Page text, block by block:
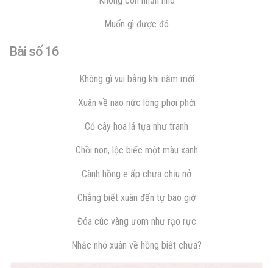
Muốn gì được đó
Bài số 16
Không gì vui bằng khi năm mới
Xuân về nao nức lòng phơi phới
Cỏ cây hoa lá tựa như tranh
Chồi non, lộc biếc một màu xanh
Cành hồng e ấp chưa chịu nở
Chẳng biết xuân đến tự bao giờ
Đóa cúc vàng ươm như rạo rực
Nhắc nhở xuân về hồng biết chưa?